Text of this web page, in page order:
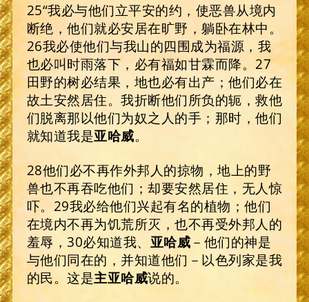
25“我必与他们立平安的约，使恶兽从境内
断绝，他们就必安居在旷野，躺卧在林中。
26我必使他们与我山的四围成为福源，我
也必叫时雨落下，必有福如甘霖而降。27
田野的树必结果，地也必有出产；他们必在
故土安然居住。我折断他们所负的轭，救他
们脱离那以他们为奴之人的手；那时，他们
就知道我是亚哈威。
28他们必不再作外邦人的掠物，地上的野
兽也不再吞吃他们；却要安然居住，无人惊
吓。29我必给他们兴起有名的植物；他们
在境内不再为饥荒所灭，也不再受外邦人的
羞辱，30必知道我、 亚哈威 －他们的神是
与他们同在的，并知道他们－以色列家是我
的民。这是主亚哈威说的。